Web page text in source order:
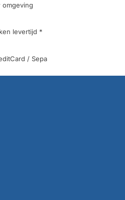
omgeving
levertijd *
/ Sepa